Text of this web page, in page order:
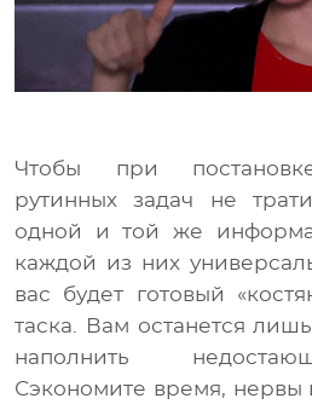
Чтобы при
рутинных задач не
одной и той же
каждой из них
вас будет готовый
таска. Вам останется
наполнить
Сэкономите время,